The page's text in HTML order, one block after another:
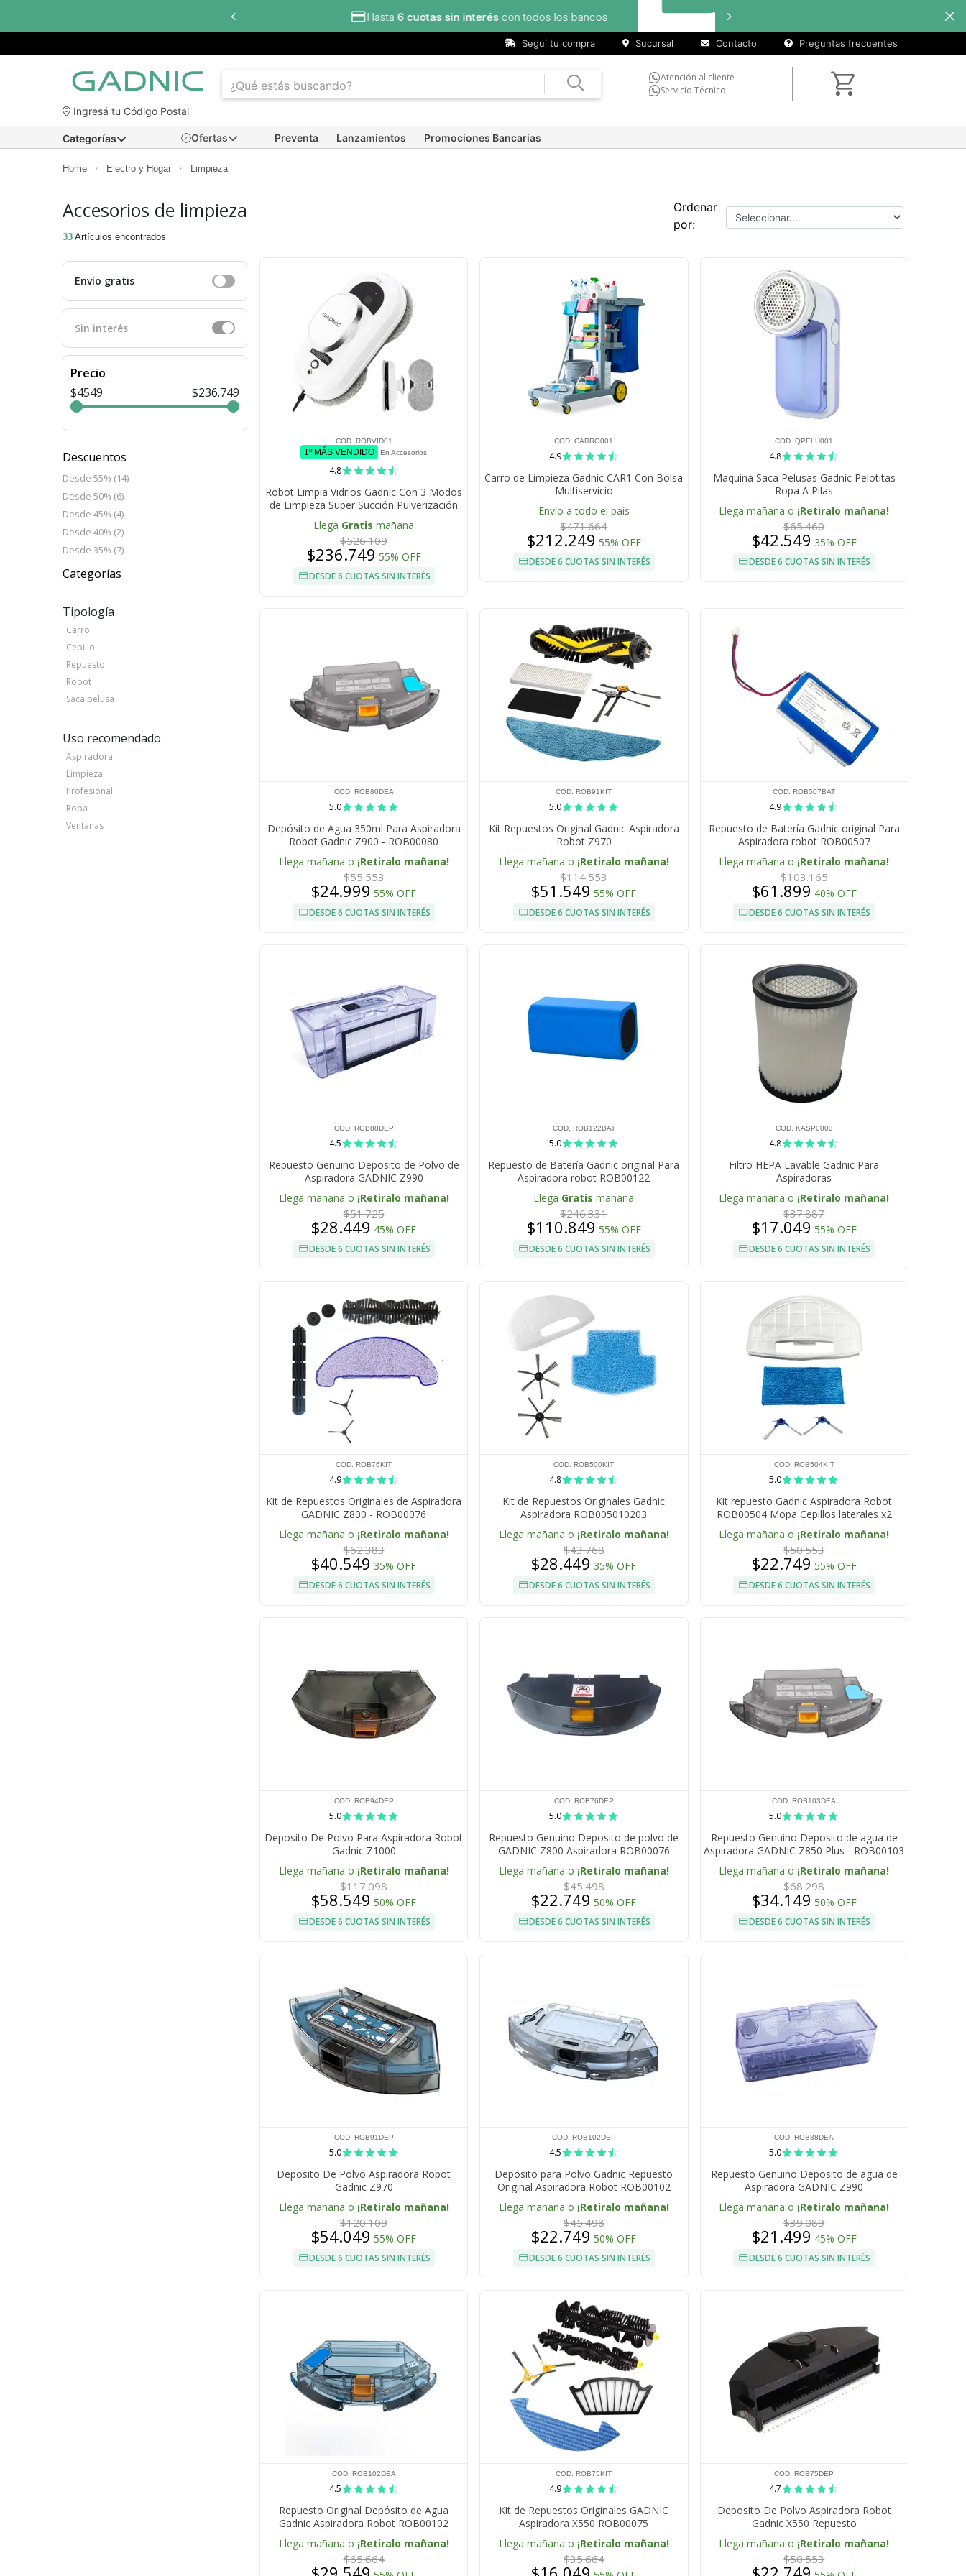
seleccionados
Seguí tu compra Sucursal Contacto Preguntas frecuentes
Atención al cliente
Servicio Técnico
Ingresá tu Código Postal
Ofertas Preventa Lanzamientos Promociones Bancarias
Categorías
Home Electro y Hogar Limpieza
Accesorios de limpieza
33 Artículos encontrados
Envío gratis
Sin interés
Precio
$4549
$236.749
Descuentos
Desde 55% (14)
Desde 50% (6)
Desde 45% (4)
Desde 40% (2)
Desde 35% (7)
Categorías
Tipología
Carro
Cepillo
Repuesto
Robot
Saca pelusa
Uso recomendado
Aspiradora
Limpieza
Profesional
Ropa
Ventanas
Ordenar
por:
COD. ROBVID01
1º MÁS VENDIDO En Accesorios
4.8
Robot Limpia Vidrios Gadnic Con 3 Modos
de Limpieza Super Succión Pulverización
Llega Gratis mañana
$526.109
$236.749 55% OFF
DESDE 6 CUOTAS SIN INTERÉS
COD. CARRO001
4.9
Carro de Limpieza Gadnic CAR1 Con Bolsa
Multiservicio
Envío a todo el país
$471.664
$212.249 55% OFF
DESDE 6 CUOTAS SIN INTERÉS
COD. QPELU001
4.8
Maquina Saca Pelusas Gadnic Pelotitas
Ropa A Pilas
Llega mañana o ¡Retiralo mañana!
$65.460
$42.549 35% OFF
DESDE 6 CUOTAS SIN INTERÉS
COD. ROB80DEA
5.0
Depósito de Agua 350ml Para Aspiradora
Robot Gadnic Z900 - ROB00080
Llega mañana o ¡Retiralo mañana!
$55.553
$24.999 55% OFF
DESDE 6 CUOTAS SIN INTERÉS
COD. ROB91KIT
5.0
Kit Repuestos Original Gadnic Aspiradora
Robot Z970
Llega mañana o ¡Retiralo mañana!
$114.553
$51.549 55% OFF
DESDE 6 CUOTAS SIN INTERÉS
COD. ROB507BAT
4.9
Repuesto de Batería Gadnic original Para
Aspiradora robot ROB00507
Llega mañana o ¡Retiralo mañana!
$103.165
$61.899 40% OFF
DESDE 6 CUOTAS SIN INTERÉS
COD. ROB88DEP
4.5
Repuesto Genuino Deposito de Polvo de
Aspiradora GADNIC Z990
Llega mañana o ¡Retiralo mañana!
$51.725
$28.449 45% OFF
DESDE 6 CUOTAS SIN INTERÉS
COD. ROB122BAT
5.0
Repuesto de Batería Gadnic original Para
Aspiradora robot ROB00122
Llega Gratis mañana
$246.331
$110.849 55% OFF
DESDE 6 CUOTAS SIN INTERÉS
COD. KASP0003
4.8
Filtro HEPA Lavable Gadnic Para
Aspiradoras
Llega mañana o ¡Retiralo mañana!
$37.887
$17.049 55% OFF
DESDE 6 CUOTAS SIN INTERÉS
COD. ROB76KIT
4.9
Kit de Repuestos Originales de Aspiradora
GADNIC Z800 - ROB00076
Llega mañana o ¡Retiralo mañana!
$62.383
$40.549 35% OFF
DESDE 6 CUOTAS SIN INTERÉS
COD. ROB500KIT
4.8
Kit de Repuestos Originales Gadnic
Aspiradora ROB005010203
Llega mañana o ¡Retiralo mañana!
$43.768
$28.449 35% OFF
DESDE 6 CUOTAS SIN INTERÉS
COD. ROB504KIT
5.0
Kit repuesto Gadnic Aspiradora Robot
ROB00504 Mopa Cepillos laterales x2
Llega mañana o ¡Retiralo mañana!
$50.553
$22.749 55% OFF
DESDE 6 CUOTAS SIN INTERÉS
COD. ROB94DEP
5.0
Deposito De Polvo Para Aspiradora Robot
Gadnic Z1000
Llega mañana o ¡Retiralo mañana!
$117.098
$58.549 50% OFF
DESDE 6 CUOTAS SIN INTERÉS
COD. ROB76DEP
5.0
Repuesto Genuino Deposito de polvo de
GADNIC Z800 Aspiradora ROB00076
Llega mañana o ¡Retiralo mañana!
$45.498
$22.749 50% OFF
DESDE 6 CUOTAS SIN INTERÉS
COD. ROB103DEA
5.0
Repuesto Genuino Deposito de agua de
Aspiradora GADNIC Z850 Plus - ROB00103
Llega mañana o ¡Retiralo mañana!
$68.298
$34.149 50% OFF
DESDE 6 CUOTAS SIN INTERÉS
COD. ROB91DEP
5.0
Deposito De Polvo Aspiradora Robot
Gadnic Z970
Llega mañana o ¡Retiralo mañana!
$120.109
$54.049 55% OFF
DESDE 6 CUOTAS SIN INTERÉS
COD. ROB102DEP
4.5
Depósito para Polvo Gadnic Repuesto
Original Aspiradora Robot ROB00102
Llega mañana o ¡Retiralo mañana!
$45.498
$22.749 50% OFF
DESDE 6 CUOTAS SIN INTERÉS
COD. ROB88DEA
5.0
Repuesto Genuino Deposito de agua de
Aspiradora GADNIC Z990
Llega mañana o ¡Retiralo mañana!
$39.089
$21.499 45% OFF
DESDE 6 CUOTAS SIN INTERÉS
COD. ROB102DEA
4.5
Repuesto Original Depósito de Agua
Gadnic Aspiradora Robot ROB00102
Llega mañana o ¡Retiralo mañana!
$65.664
COD. ROB75KIT
4.9
Kit de Repuestos Originales GADNIC
Aspiradora X550 ROB00075
Llega mañana o ¡Retiralo mañana!
$35.664
COD. ROB75DEP
4.7
Deposito De Polvo Aspiradora Robot
Gadnic X550 Repuesto
Llega mañana o ¡Retiralo mañana!
$50.553